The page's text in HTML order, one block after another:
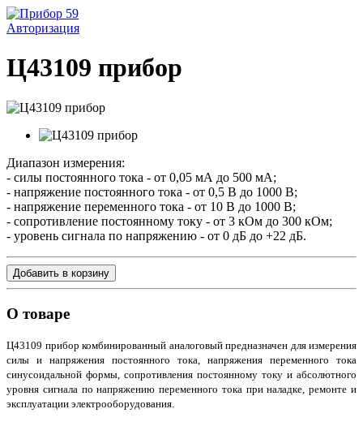
Авторизация
Ц43109 прибор
Диапазон измерения:
- силы постоянного тока - от 0,05 мА до 500 мА;
- напряжение постоянного тока - от 0,5 В до 1000 В;
- напряжение переменного тока - от 10 В до 1000 В;
- сопротивление постоянному току - от 3 кОм до 300 кОм;
- уровень сигнала по напряжению - от 0 дБ до +22 дБ.
Добавить в корзину
О товаре
Ц43109 прибор комбинированный аналоговый предназначен для измерения
силы и напряжения постоянного тока, напряжения переменного тока
синусоидальной формы, сопротивления постоянному току и абсолютного
уровня сигнала по напряжению переменного тока при наладке, ремонте и
эксплуатации электрооборудования.